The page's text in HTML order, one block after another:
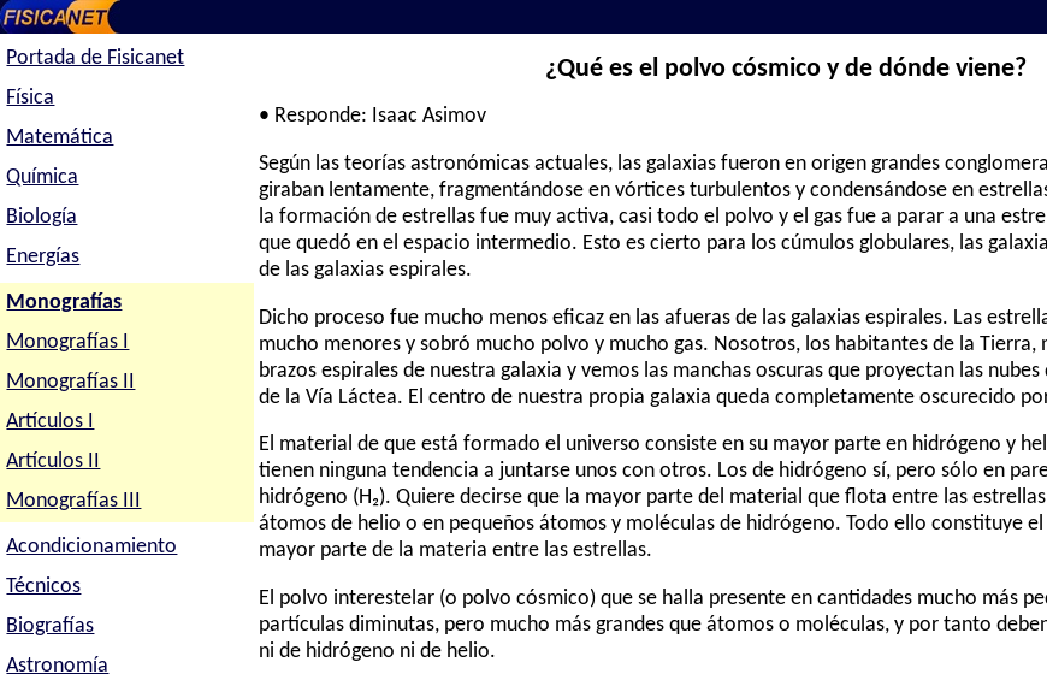
Portada de Fisicanet
Física
Matemática
Química
Biología
Energías
Monografías
Monografías I
Monografías II
Artículos I
Artículos II
Monografías III
Acondicionamiento
Técnicos
Biografías
Astronomía
¿Qué es el polvo cósmico y de dónde viene?
• Responde: Isaac Asimov
Según las teorías astronómicas actuales, las galaxias fueron en origen grandes
giraban lentamente, fragmentándose en vórtices turbulentos y condensándose en
la formación de estrellas fue muy activa, casi todo el polvo y el gas fue a parar a una
que quedó en el espacio intermedio. Esto es cierto para los cúmulos globulares, las
de las galaxias espirales.
Dicho proceso fue mucho menos eficaz en las afueras de las galaxias espirales. Las
mucho menores y sobró mucho polvo y mucho gas. Nosotros, los habitantes de la Tierra,
brazos espirales de nuestra galaxia y vemos las manchas oscuras que proyectan las
de la Vía Láctea. El centro de nuestra propia galaxia queda completamente oscurecido
El material de que está formado el universo consiste en su mayor parte en hidrógeno y
tienen ninguna tendencia a juntarse unos con otros. Los de hidrógeno sí, pero sólo en
hidrógeno (H₂). Quiere decirse que la mayor parte del material que flota entre las
átomos de helio o en pequeños átomos y moléculas de hidrógeno. Todo ello constituye
mayor parte de la materia entre las estrellas.
El polvo interestelar (o polvo cósmico) que se halla presente en cantidades mucho más
partículas diminutas, pero mucho más grandes que átomos o moléculas, y por tanto
ni de hidrógeno ni de helio.